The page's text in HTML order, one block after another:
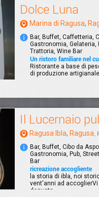
Dolce Luna
Marina di Ragusa,
Bar, Buffet, Caffetteria,
Gastronomia, Gelateria,
Trattoria, Wine Bar
Un ristoro familiare nel
Ristorante a base di
di produzione
Il Lucernaio
Ragusa Ibla, Ragusa,
Bar, Buffet, Cibo da
Gastronomia, Pub,
Bar
ricreazione accogliente
la storia di ibla, noi
vent'anni ad
degusta...